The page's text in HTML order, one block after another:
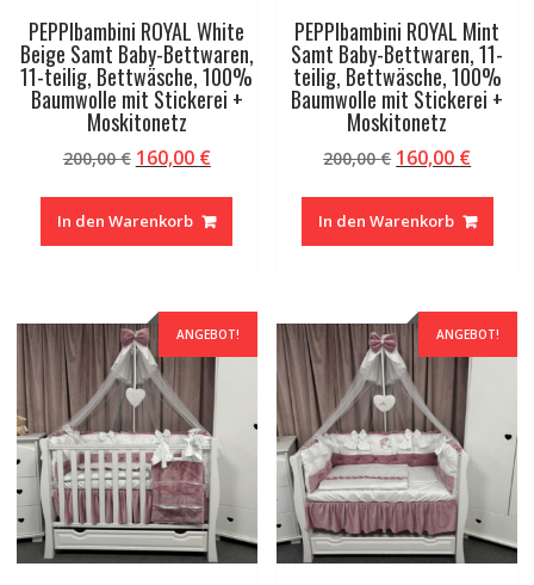
PEPPIbambini ROYAL White
Beige Samt Baby-Bettwaren,
11-teilig, Bettwäsche, 100%
Baumwolle mit Stickerei +
Moskitonetz
200,00€ Ursprünglicher
war:
200,00 €
160,00 €Aktueller
160,00 €.
In den Warenkorb
PEPPIbambini ROYAL Mint
Samt Baby-Bettwaren, 11-
teilig, Bettwäsche, 100%
Baumwolle mit Stickerei +
Moskitonetz
200,00€ Ursprünglicher
war:
200,00 €
160,00 €
160,00
In den Warenkorb
ANGEBOT! ANGEBOT!